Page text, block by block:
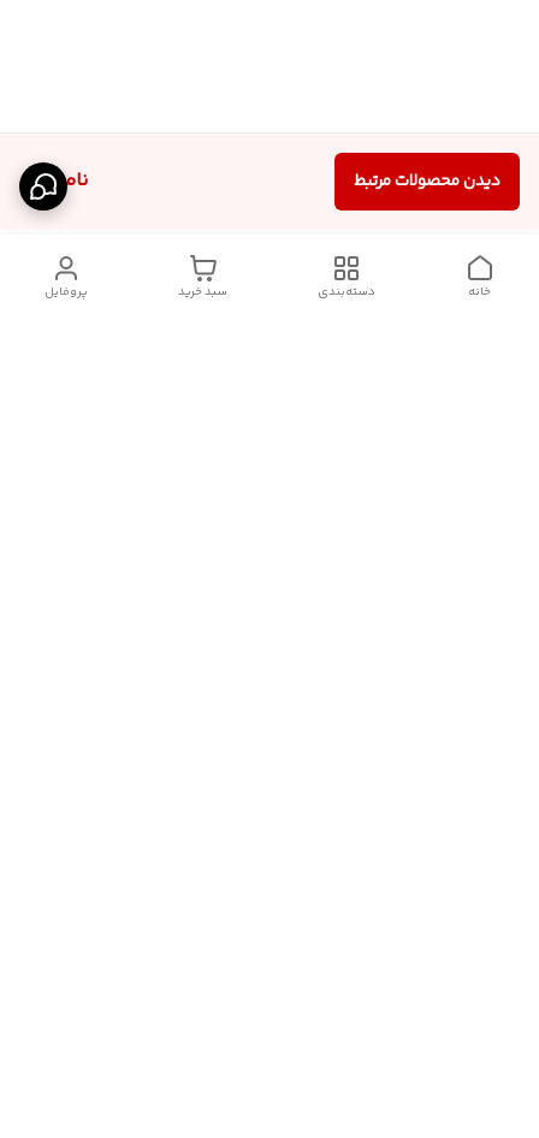
ناموجود دیدن محصولات مرتبط
پروفایل سبد خرید دسته‌بندی خانه